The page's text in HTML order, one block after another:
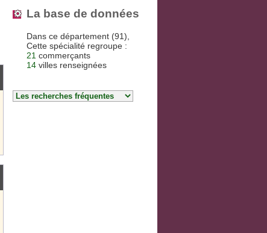
La base de données
Dans ce département (91),
Cette spécialité regroupe :
21 commerçants
14 villes renseignées